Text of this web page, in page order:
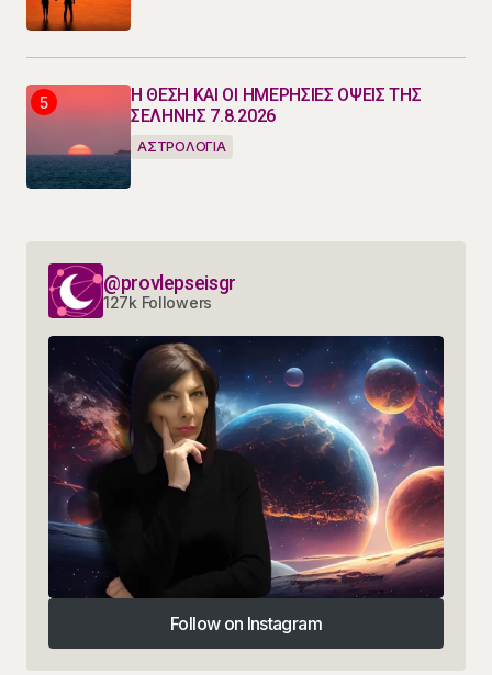
Η ΘΕΣΗ ΚΑΙ ΟΙ ΗΜΕΡΗΣΙΕΣ ΟΨΕΙΣ ΤΗΣ
ΣΕΛΗΝΗΣ 7.8.2026
ΑΣΤΡΟΛΟΓΙΑ
@provlepseisgr
127k Followers
Follow on Instagram
Follow on Instagram